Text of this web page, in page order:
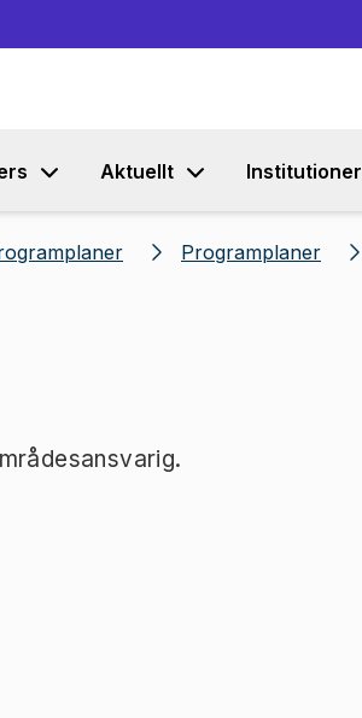
Aktuellt Institutioner
Programplaner